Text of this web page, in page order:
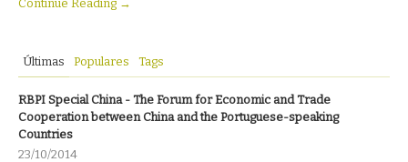
Continue Reading →
Últimas Populares Tags
RBPI Special China - The Forum for Economic and Trade
Cooperation between China and the Portuguese-speaking
Countries
23/10/2014